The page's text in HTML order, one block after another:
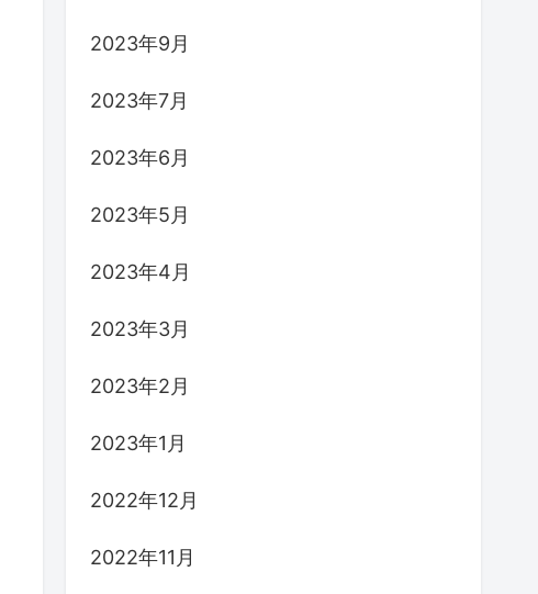
2023年9月
2023年7月
2023年6月
2023年5月
2023年4月
2023年3月
2023年2月
2023年1月
2022年12月
2022年11月